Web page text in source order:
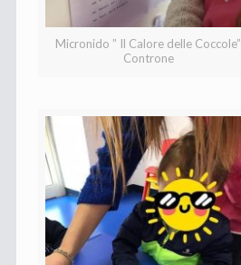
Micronido ” Il Calore delle Coccole”
Controne